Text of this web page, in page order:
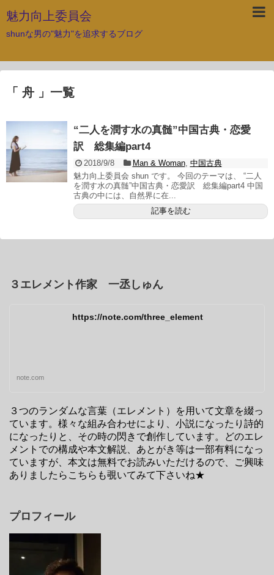
魅力向上委員会
shunな男の"魅力"を追求するブログ
「 舟 」一覧
“二人を潤す水の真髄”中国古典・恋愛
訳 総集編part4
2018/9/8 Man & Woman, 中国古典
魅力向上委員会 shun です。 今回のテーマは、 “二人
を潤す水の真髄”中国古典・恋愛訳 総集編part4 中国
古典の中には、自然界に在...
記事を読む
３エレメント作家 一丞しゅん
https://note.com/three_element
note.com
３つのランダムな言葉（エレメント）を用いて文章を綴っ
ています。様々な組み合わせにより、小説になったり詩的
になったりと、その時の閃きで創作しています。どのエレ
メントでの構成や本文解説、あとがき等は一部有料になっ
ていますが、本文は無料でお読みいただけるので、ご興味
ありましたらこちらも覗いてみて下さいね★
プロフィール